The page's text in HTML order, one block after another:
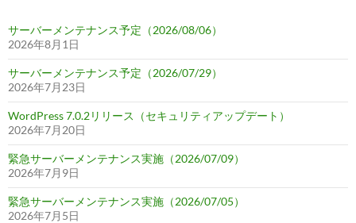
サーバーメンテナンス予定（2026/08/06）
2026年8月1日
サーバーメンテナンス予定（2026/07/29）
2026年7月23日
WordPress 7.0.2リリース（セキュリティアップデート）
2026年7月20日
緊急サーバーメンテナンス実施（2026/07/09）
2026年7月9日
緊急サーバーメンテナンス実施（2026/07/05）
2026年7月5日